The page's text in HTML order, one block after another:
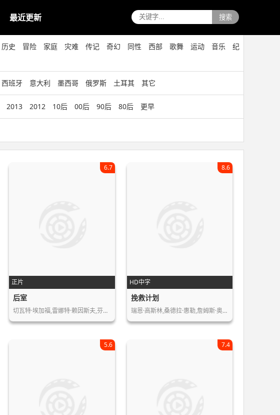
搜索
最近更新
历史 冒险 家庭 灾难 传记 奇幻 同性 西部 歌舞 运动 音乐
纪
西班牙 意大利 墨西哥 俄罗斯 土耳其 其它
2013 2012 10后 00后 90后 80后 更早
正片
6.7
后室
切瓦特·埃加福,雷娜特·赖因斯夫,芬恩…
HD中字
8.6
挽救计划
瑞恩·高斯林,桑德拉·惠勒,詹姆斯·奥…
5.6 7.4